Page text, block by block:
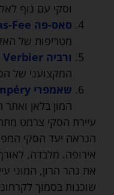
וסקי עם נוף
סאס-פה Saas-Fee
מטריפות של
ורביה Verbier
–
המקצועני של
שאמפרי Champéry
המון בלאן ואתר
עיירת הסקי צרמט
הנראה יעד הסקי
אירופה. מלבדה,
את נהר הרון, המוני
שוכנות בסמוך